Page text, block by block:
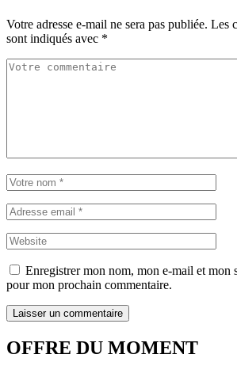
Votre adresse e-mail ne sera pas publiée. Les
sont indiqués avec *
Enregistrer mon nom, mon e-mail et mon
pour mon prochain commentaire.
OFFRE DU MOMENT